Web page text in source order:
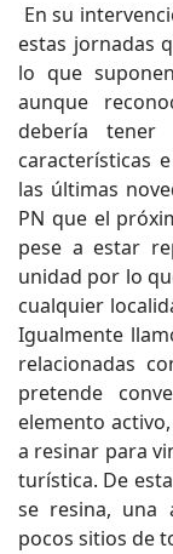
En su
estas jornadas
lo que
aunque
debería tener
características
las últimas
PN que el
pese a estar
unidad por lo
cualquier
Igualmente
relacionadas
pretende
elemento
a resinar para
turística. De
se resina, una
pocos sitios de